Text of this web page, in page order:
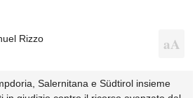
Rizzo
Salernitana e Südtirol insieme